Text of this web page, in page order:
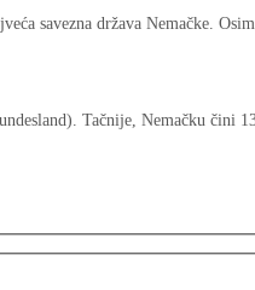
savezna država Nemačke.
Tačnije, Nemačku